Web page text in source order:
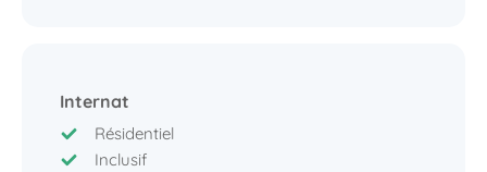
Internat
Résidentiel
Inclusif